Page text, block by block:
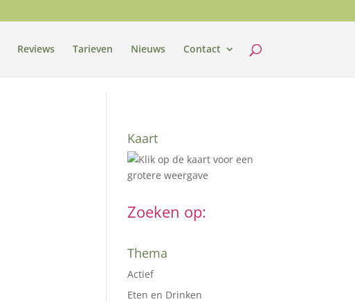
Reviews Tarieven Nieuws Contact
Kaart
Zoeken op:
Thema
Actief
Eten en Drinken